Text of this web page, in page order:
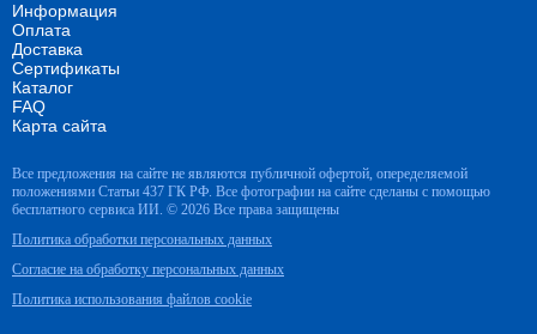
Информация
Оплата
Доставка
Сертификаты
Каталог
FAQ
Карта сайта
Все предложения на сайте не являются публичной офертой, опеределяемой
положениями Статьи 437 ГК РФ. Все фотографии на сайте сделаны с помощью
бесплатного сервиса ИИ. © 2026 Все права защищены
Политика обработки персональных данных
Согласие на обработку персональных данных
Политика использования файлов cookie